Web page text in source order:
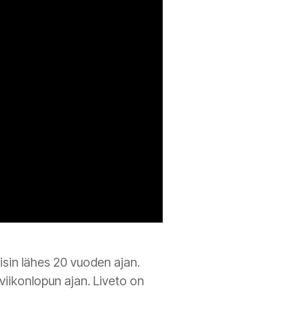
lähes 20 vuoden ajan.
ajan. Liveto on